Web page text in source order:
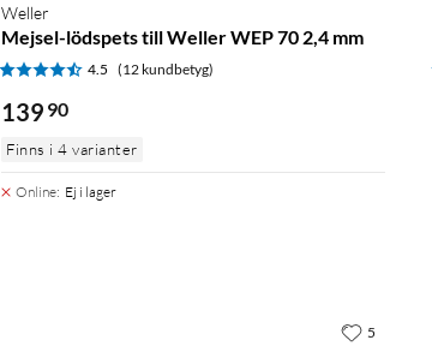
Weller
Mejsel-lödspets till Weller WEP 70 2,4 mm
4.5 (12 kundbetyg)
139 90
Finns i 4 varianter
Online: Ej i lager
5